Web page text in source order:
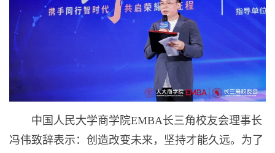
中国人民大学商学院EMBA长三角校友会理事长
冯伟致辞表示：创造改变未来，坚持才能久远。为了